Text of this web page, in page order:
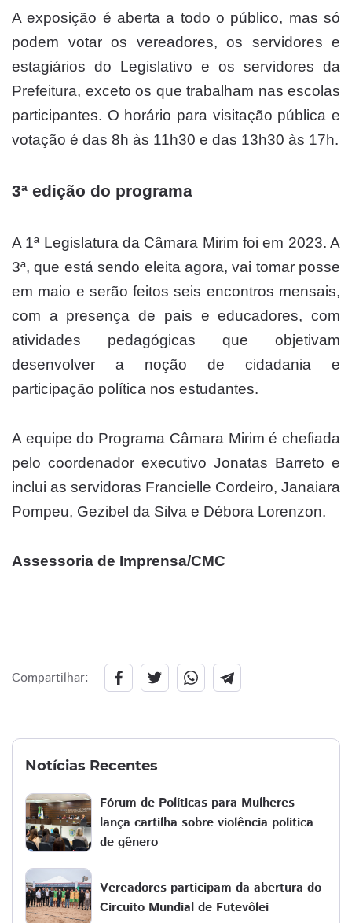
A exposição é aberta a todo o público, mas só
podem votar os vereadores, os servidores e
estagiários do Legislativo e os servidores da
Prefeitura, exceto os que trabalham nas escolas
participantes. O horário para visitação pública e
votação é das 8h às 11h30 e das 13h30 às 17h.
3ª edição do programa
A 1ª Legislatura da Câmara Mirim foi em 2023. A
3ª, que está sendo eleita agora, vai tomar posse
em maio e serão feitos seis encontros mensais,
com a presença de pais e educadores, com
atividades pedagógicas que objetivam
desenvolver a noção de cidadania e
participação política nos estudantes.
A equipe do Programa Câmara Mirim é chefiada
pelo coordenador executivo Jonatas Barreto e
inclui as servidoras Francielle Cordeiro, Janaiara
Pompeu, Gezibel da Silva e Débora Lorenzon.
Assessoria de Imprensa/CMC
Compartilhar:
Notícias Recentes
Fórum de Políticas para Mulheres
lança cartilha sobre violência política
de gênero
Vereadores participam da abertura do
Circuito Mundial de Futevôlei